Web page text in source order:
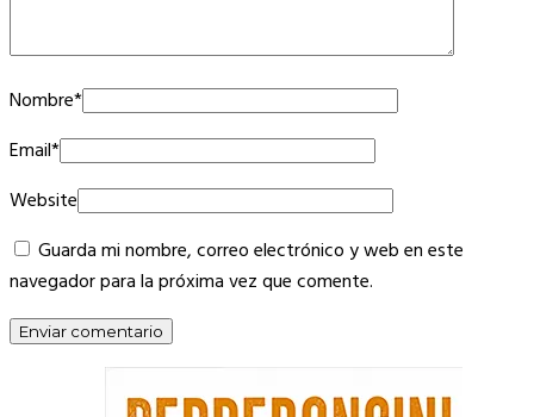
Nombre*
Email*
Website
Guarda mi nombre, correo electrónico y web en este
navegador para la próxima vez que comente.